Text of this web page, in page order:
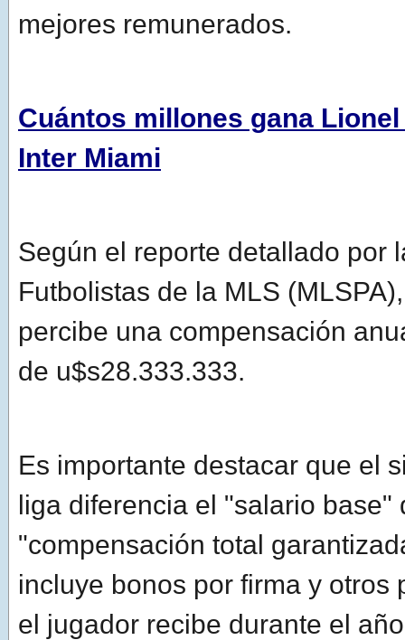
mejores remunerados.
Cuántos millones gana
Inter Miami
Según el reporte detallado por
Futbolistas de la MLS
percibe una compensación
de u$s28.333.333.
Es importante destacar que el
liga diferencia el "salario base"
"compensación total
incluye bonos por firma y otros
el jugador recibe durante el